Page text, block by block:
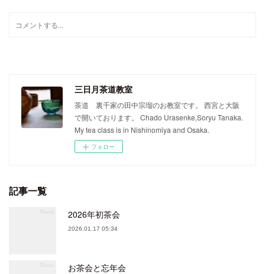
三日月茶道教室
茶道 裏千家の田中宗瑠のお教室です。 西宮と大阪
で開いております。 Chado Urasenke,Soryu Tanaka.
My tea class is in Nishinomiya and Osaka.
フォロー
記事一覧
2026年初茶会
2026.01.17 05:34
お茶会と忘年会